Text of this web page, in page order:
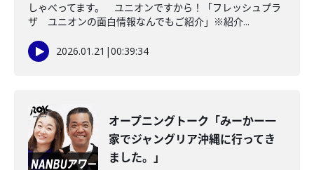
しゃべってます。 ユニオンですから！「フレッシュプラ
ザ ユニオンの面白情報なんでもご紹介」※紹介...
2026.01.21 |00:39:34
オープニングトーク「みーかー一
家でジャングリア沖縄に行ってき
ました。」